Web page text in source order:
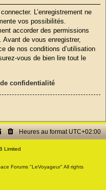
L’enregistrement ne
vos possibilités.
accorder des permissions
de vous enregistrer,
de nos conditions d’utilisation
vous de bien lire tout le
confidentialité
Heures au format UTC+02:00
Limited
Forums "LeVoyageur" All rights